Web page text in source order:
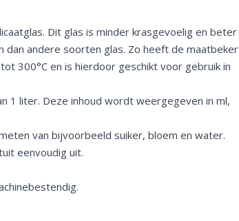
Dit glas is minder krasgevoelig en beter
andere soorten glas. Zo heeft de maatbeker
300°C en is hierdoor geschikt voor gebruik in
1 liter. Deze inhoud wordt weergegeven in ml,
van bijvoorbeeld suiker, bloem en water.
eenvoudig uit.